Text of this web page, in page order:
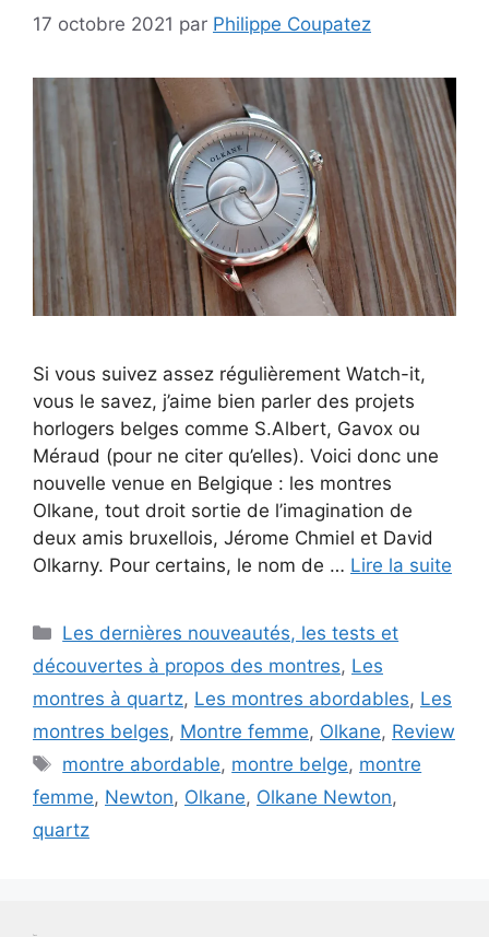
17 octobre 2021 par Philippe Coupatez
Si vous suivez assez régulièrement Watch-it,
vous le savez, j’aime bien parler des projets
horlogers belges comme S.Albert, Gavox ou
Méraud (pour ne citer qu’elles). Voici donc une
nouvelle venue en Belgique : les montres
Olkane, tout droit sortie de l’imagination de
deux amis bruxellois, Jérome Chmiel et David
Olkarny. Pour certains, le nom de … Lire la suite
Catégories
Les dernières nouveautés, les tests et
découvertes à propos des montres, Les
montres à quartz, Les montres abordables, Les
montres belges, Montre femme, Olkane, Review
Étiquettes
montre abordable, montre belge, montre
femme, Newton, Olkane, Olkane Newton,
quartz